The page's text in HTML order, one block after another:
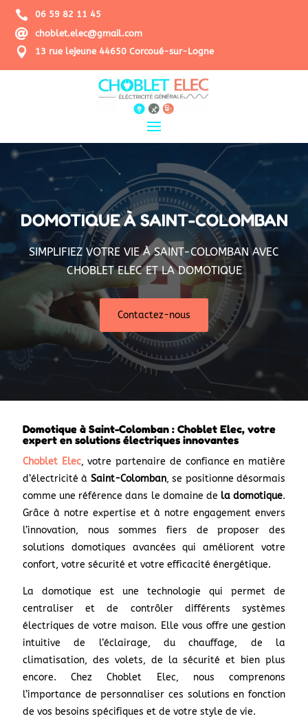
 06 59 82 11 45
 choblet.elec@gmail.com
 13 rue lejeune 44650 Corcoué-sur-Logne
DOMOTIQUE À SAINT-COLOMBAN
SIMPLIFIEZ VOTRE VIE À SAINT-COLOMBAN AVEC
CHOBLET ELEC ET LA DOMOTIQUE
Contactez-nous
Domotique à Saint-Colomban : Choblet Elec, votre
expert en solutions électriques innovantes
Choblet Elec, votre partenaire de confiance en matière
d’électricité à Saint-Colomban, se positionne désormais
comme une référence dans le domaine de la domotique.
Grâce à notre expertise et à notre engagement envers
l’innovation, nous sommes fiers de proposer des
solutions domotiques avancées qui améliorent votre
confort, votre sécurité et votre efficacité énergétique.
La domotique est une technologie qui permet de
centraliser et de contrôler différents systèmes
électriques de votre maison. Elle vous offre une gestion
intuitive de l’éclairage, du chauffage, de la
climatisation, des volets, de la sécurité et bien plus
encore. Chez Choblet Elec, nous comprenons
l’importance de personnaliser ces solutions en fonction
de vos besoins spécifiques et de votre style de vie.